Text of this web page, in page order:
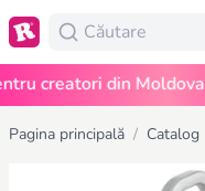
creatori din Moldova •
Pagina principală / Catalog